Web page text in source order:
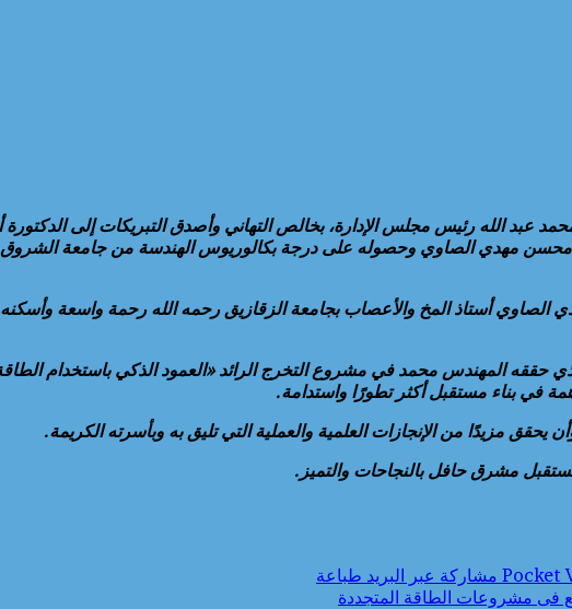
عبد الله رئيس مجلس الإدارة، بخالص التهاني وأصدق التبريكات إلى الدكتورة
الصاوي أستاذ المخ والأعصاب بجامعة الزقازيق رحمه الله رحمة واسعة
الذي حققه المهندس محمد في مشروع التخرج الرائد «العمود الذكي باستخدام
في بناء مستقبل أكثر تطورًا واستدامة.
يحقق مزيدًا من الإنجازات العلمية والعملية التي تليق به وبأسرته الكريمة.
مشرق حافل بالنجاحات والتميز.
‫Pocket مشاركة عبر البريد طباعة
فى مشروعات الطاقة المتجددة